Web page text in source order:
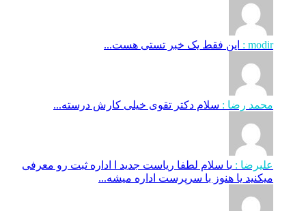
modir : این فقط یک خبر تستی هست...
محمد رضا : سلام دکتر تقوی خیلی کارش درسته...
علیرضا : با سلام لطفا ریاست جدید ا اداره ثبت‌ رو معرفی
میکنید یا هنوز با سرپرست اداره‌ میشه...